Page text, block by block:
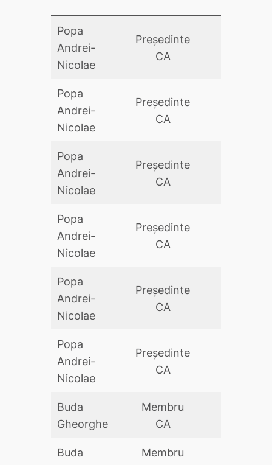
Popa
Andrei-
Nicolae
Preşedinte
CA
Popa
Andrei-
Nicolae
Preşedinte
CA
Popa
Andrei-
Nicolae
Preşedinte
CA
Popa
Andrei-
Nicolae
Preşedinte
CA
Popa
Andrei-
Nicolae
Preşedinte
CA
Popa
Andrei-
Nicolae
Preşedinte
CA
Buda
Gheorghe
Membru
CA
Buda
Membru